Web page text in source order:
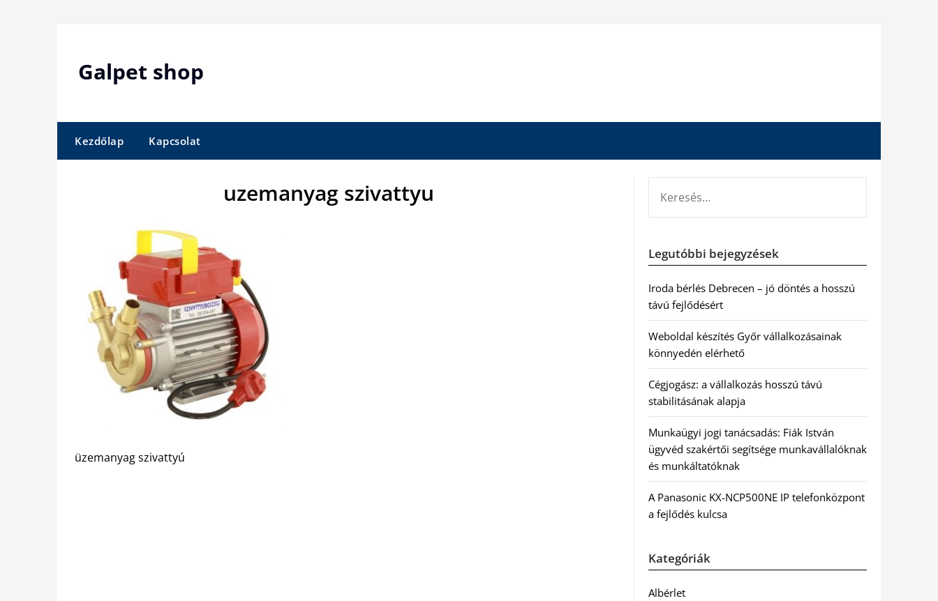
Galpet shop
Kezdőlap Kapcsolat
uzemanyag szivattyu
üzemanyag szivattyú
Legutóbbi bejegyzések
Iroda bérlés Debrecen – jó döntés a hosszú
távú fejlődésért
Weboldal készítés Győr vállalkozásainak
könnyedén elérhető
Cégjogász: a vállalkozás hosszú távú
stabilitásának alapja
Munkaügyi jogi tanácsadás: Fiák István
ügyvéd szakértői segítsége munkavállalóknak
és munkáltatóknak
A Panasonic KX-NCP500NE IP telefonközpont
a fejlődés kulcsa
Kategóriák
Albérlet